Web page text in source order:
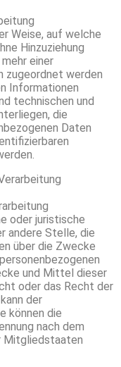
Weise, auf welche
Hinzuziehung
einer
zugeordnet werden
Informationen
technischen und
die
Daten
oder juristische
andere Stelle, die
über die Zwecke
und Mittel dieser
oder das Recht der
der
können die
nach dem
Mitgliedstaaten